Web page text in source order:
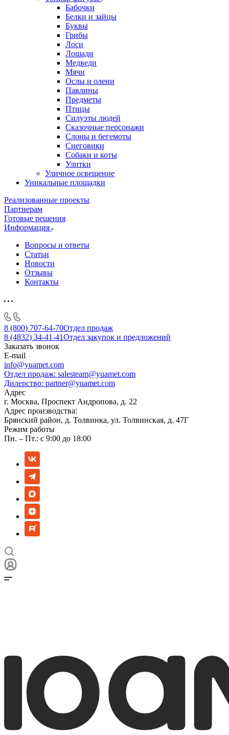
Бабочки
Белки и зайцы
Буквы
Грибы
Лоси
Лошади
Медведи
Мячи
Ослы и олени
Павлины
Предметы
Птицы
Силуэты людей
Сказочные персонажи
Слоны и бегемоты
Снеговики
Собаки и коты
Улитки
Уличное освещение
Уникальные площадки
Реализованные проекты
Партнерам
Готовые решения
Информация
Вопросы и ответы
Статьи
Новости
Отзывы
Контакты
8 (800) 707-64-70Отдел продаж
8 (4832) 34-41-41Отдел закупок и предложений
Заказать звонок
E-mail
info@yuamet.com
Отдел продаж: salesteam@yuamet.com
Дилерство: partner@yuamet.com
Адрес
г. Москва, Проспект Андропова, д. 22
Адрес производства:
Брянский район, д. Толвинка, ул. Толвинская, д. 47Г
Режим работы
Пн. – Пт.: с 9:00 до 18:00